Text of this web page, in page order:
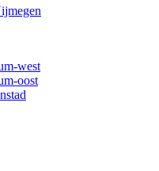
west
oost